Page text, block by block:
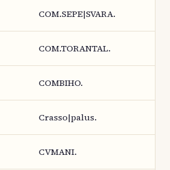
COM.SEPE|SVARA.
COM.TORANTAL.
COMBIHO.
Crasso|palus.
CVMANI.